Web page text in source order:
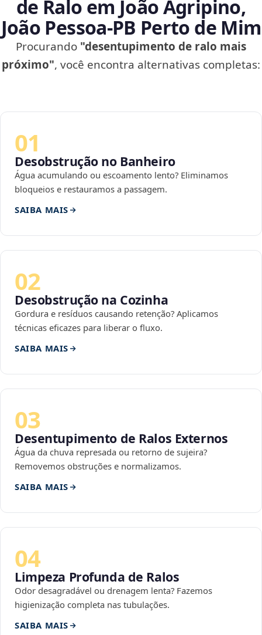
de Ralo em João Agripino,
João Pessoa‑PB Perto de Mim
Procurando "desentupimento de ralo mais
próximo", você encontra alternativas completas:
01
Desobstrução no Banheiro
Água acumulando ou escoamento lento? Eliminamos
bloqueios e restauramos a passagem.
SAIBA MAIS
02
Desobstrução na Cozinha
Gordura e resíduos causando retenção? Aplicamos
técnicas eficazes para liberar o fluxo.
SAIBA MAIS
03
Desentupimento de Ralos Externos
Água da chuva represada ou retorno de sujeira?
Removemos obstruções e normalizamos.
SAIBA MAIS
04
Limpeza Profunda de Ralos
Odor desagradável ou drenagem lenta? Fazemos
higienização completa nas tubulações.
SAIBA MAIS